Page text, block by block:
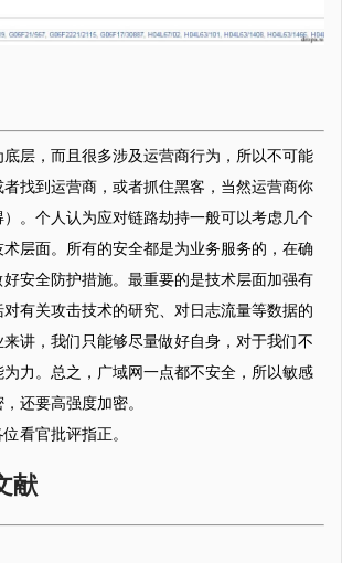
层，而且很多涉及运营商行为，所以不可能
者找到运营商，或者抓住黑客，当然运营商你
。个人认为应对链路劫持一般可以考虑几个
层面。所有的安全都是为业务服务的，在确
安全防护措施。最重要的是技术层面加强有
有关攻击技术的研究、对日志流量等数据的
讲，我们只能够尽量做好自身，对于我们不
力。总之，广域网一点都不安全，所以敏感
还要高强度加密。
看官批评指正。
献